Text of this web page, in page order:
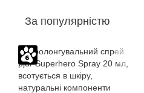
За популярністю